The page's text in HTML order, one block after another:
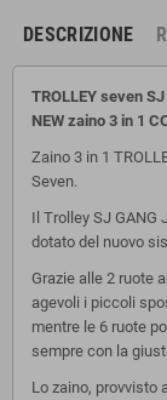
DESCRIZIONE
TROLLEY seven
NEW zaino 3 in 1
Zaino 3 in 1
Seven.
Il Trolley SJ GANG
dotato del nuovo
Grazie alle 2 ruote
agevoli i piccoli
mentre le 6 ruote
sempre con la
Lo zaino, provvisto